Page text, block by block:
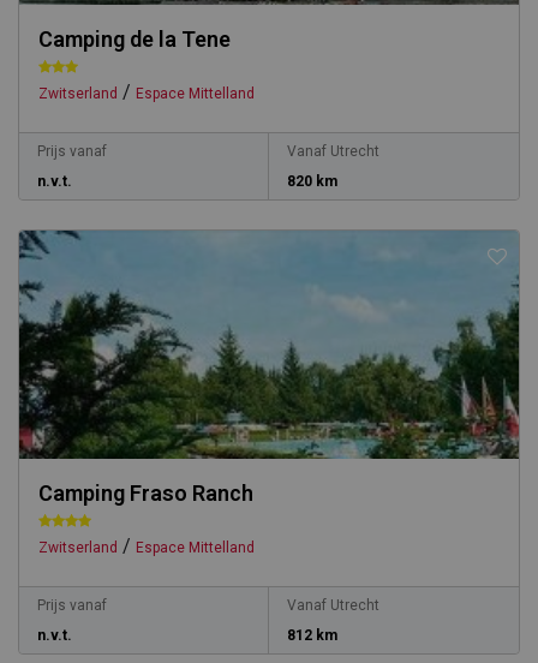
Camping de la Tene
Zwitserland / Espace Mittelland
Prijs vanaf
n.v.t.
Vanaf Utrecht
820 km
Camping Fraso Ranch
Zwitserland / Espace Mittelland
Prijs vanaf
n.v.t.
Vanaf Utrecht
812 km